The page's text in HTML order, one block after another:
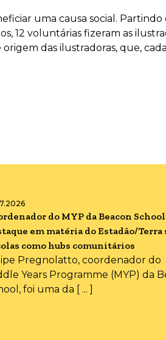
uma causa social. Partindo
12 voluntárias fizeram as
origem das ilustradoras, que,
do MYP da Beacon School
em matéria do Estadão/Terra
como hubs comunitários
Pregnolatto, coordenador do
Years Programme (MYP) da
foi uma da [ ... ]